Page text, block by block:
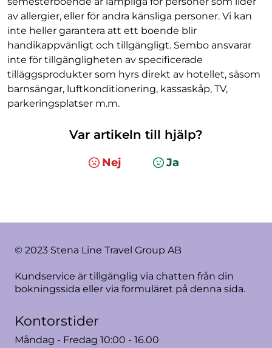
av allergier, eller för andra känsliga personer. Vi kan
inte heller garantera att ett boende blir
handikappvänligt och tillgängligt. Sembo ansvarar
inte för tillgängligheten av specificerade
tilläggsprodukter som hyrs direkt av hotellet, såsom
barnsängar, luftkonditionering, kassaskåp, TV,
parkeringsplatser m.m.
Var artikeln till hjälp?
Nej Ja
© 2023 Stena Line Travel Group AB
Kundservice är tillgänglig via chatten från din
bokningssida eller via formuläret på denna sida.
Kontorstider
Måndag - Fredag 10:00 - 16.00